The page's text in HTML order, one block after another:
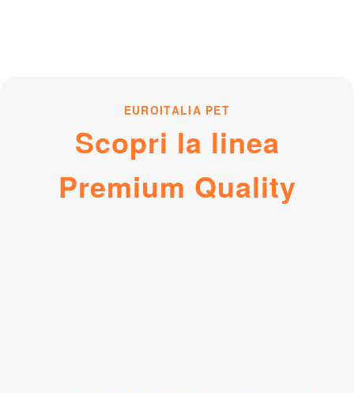
EUROITALIA PET
Scopri la linea
Premium Quality